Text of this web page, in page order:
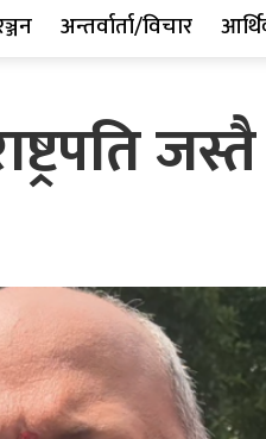
अन्तर्वार्ता/विचार